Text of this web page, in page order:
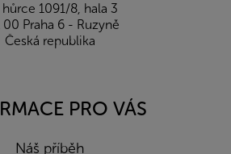
hůrce 1091/8, hala 3
00 Praha 6 - Ruzyně
Česká republika
PRO VÁS
Náš příběh